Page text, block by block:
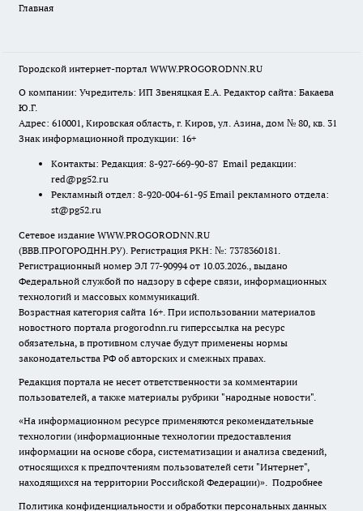
Главная
Городской интернет-портал WWW.PROGORODNN.RU
О компании: Учредитель: ИП Звеняцкая Е.А. Редактор сайта: Бакаева
Ю.Г.
Адрес: 610001, Кировская область, г. Киров, ул. Азина, дом № 80, кв. 31
Знак информационной продукции: 16+
Контакты: Редакция: 8-927-669-90-87 Email редакции:
red@pg52.ru
Рекламный отдел: 8-920-004-61-95 Email рекламного отдела:
st@pg52.ru
Сетевое издание WWW.PROGORODNN.RU
(ВВВ.ПРОГОРОДНН.РУ). Регистрация РКН: №: 7378360181.
Регистрационный номер ЭЛ 77-90994 от 10.03.2026., выдано
Федеральной службой по надзору в сфере связи, информационных
технологий и массовых коммуникаций.
Возрастная категория сайта 16+. При использовании материалов
новостного портала progorodnn.ru гиперссылка на ресурс
обязательна, в противном случае будут применены нормы
законодательства РФ об авторских и смежных правах.
Редакция портала не несет ответственности за комментарии
пользователей, а также материалы рубрики "народные новости".
«На информационном ресурсе применяются рекомендательные
технологии (информационные технологии предоставления
информации на основе сбора, систематизации и анализа сведений,
относящихся к предпочтениям пользователей сети "Интернет",
находящихся на территории Российской Федерации)». Подробнее
Политика конфиденциальности и обработки персональных данных